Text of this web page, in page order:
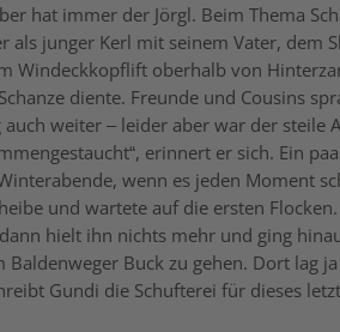
hat immer der Jörgl. Beim Thema
als junger Kerl mit seinem Vater, dem
Windeckkopflift oberhalb von
diente. Freunde und Cousins
weiter – leider aber war der steile
erinnert er sich. Ein
wenn es jeden Moment
und wartete auf die ersten
hielt ihn nichts mehr und ging
Buck zu gehen. Dort lag ja
Gundi die Schufterei für dieses